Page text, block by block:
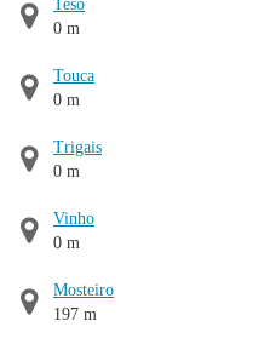
Teso
0 m
Touca
0 m
Trigais
0 m
Vinho
0 m
Mosteiro
197 m